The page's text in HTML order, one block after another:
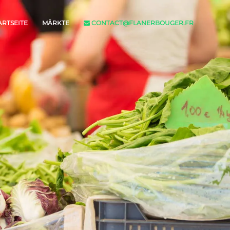
MÄRKTE CONTACT@FLANERBOUGER.FR